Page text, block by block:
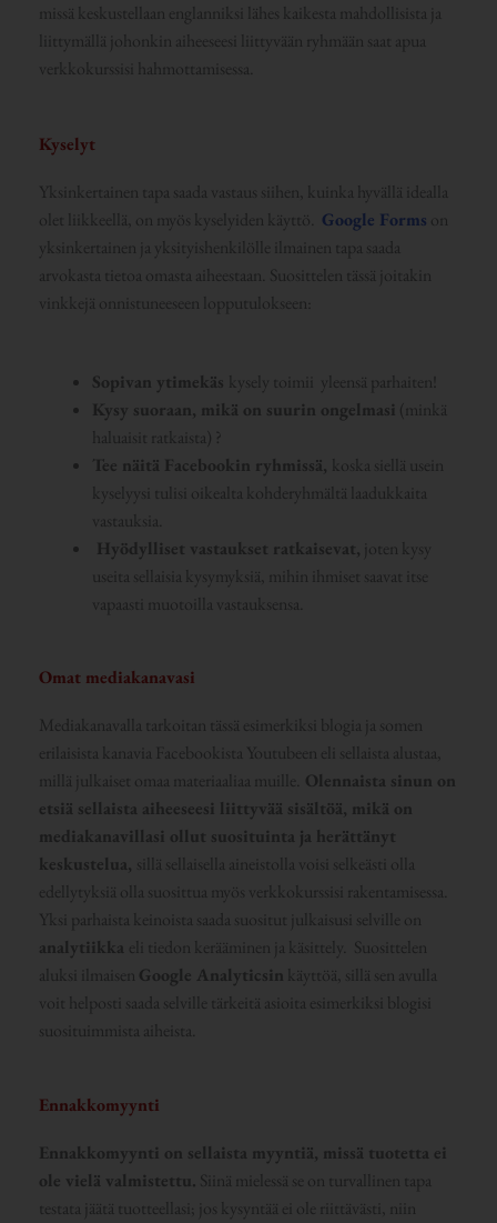
missä keskustellaan englanniksi lähes kaikesta mahdollisista ja
liittymällä johonkin aiheeseesi liittyvään ryhmään saat apua
verkkokurssisi hahmottamisessa.
Kyselyt
Yksinkertainen tapa saada vastaus siihen, kuinka hyvällä idealla
olet liikkeellä, on myös kyselyiden käyttö. Google Forms on
yksinkertainen ja yksityishenkilölle ilmainen tapa saada
arvokasta tietoa omasta aiheestaan. Suosittelen tässä joitakin
vinkkejä onnistuneeseen lopputulokseen:
Sopivan ytimekäs kysely toimii yleensä parhaiten!
Kysy suoraan, mikä on suurin ongelmasi (minkä
haluaisit ratkaista) ?
Tee näitä Facebookin ryhmissä, koska siellä usein
kyselyysi tulisi oikealta kohderyhmältä laadukkaita
vastauksia.
Hyödylliset vastaukset ratkaisevat, joten kysy
useita sellaisia kysymyksiä, mihin ihmiset saavat itse
vapaasti muotoilla vastauksensa.
Omat mediakanavasi
Mediakanavalla tarkoitan tässä esimerkiksi blogia ja somen
erilaisista kanavia Facebookista Youtubeen eli sellaista alustaa,
millä julkaiset omaa materiaaliaa muille. Olennaista sinun on
etsiä sellaista aiheeseesi liittyvää sisältöä, mikä on
mediakanavillasi ollut suosituinta ja herättänyt
keskustelua, sillä sellaisella aineistolla voisi selkeästi olla
edellytyksiä olla suosittua myös verkkokurssisi rakentamisessa.
Yksi parhaista keinoista saada suositut julkaisusi selville on
analytiikka eli tiedon kerääminen ja käsittely. Suosittelen
aluksi ilmaisen Google Analyticsin käyttöä, sillä sen avulla
voit helposti saada selville tärkeitä asioita esimerkiksi blogisi
suosituimmista aiheista.
Ennakkomyynti
Ennakkomyynti on sellaista myyntiä, missä tuotetta ei
ole vielä valmistettu. Siinä mielessä se on turvallinen tapa
testata jäätä tuotteellasi; jos kysyntää ei ole riittävästi, niin